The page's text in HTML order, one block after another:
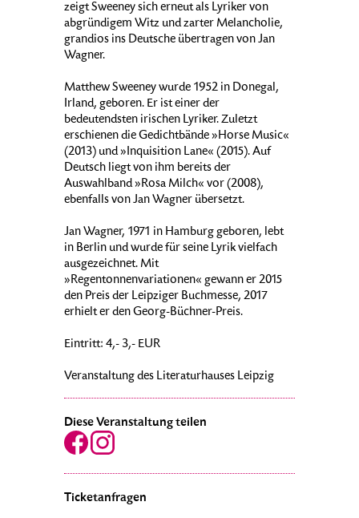
zeigt Sweeney sich erneut als Lyriker von
abgründigem Witz und zarter Melancholie,
grandios ins Deutsche übertragen von Jan
Wagner.
Matthew Sweeney wurde 1952 in Donegal,
Irland, geboren. Er ist einer der
bedeutendsten irischen Lyriker. Zuletzt
erschienen die Gedichtbände »Horse Music«
(2013) und »Inquisition Lane« (2015). Auf
Deutsch liegt von ihm bereits der
Auswahlband »Rosa Milch« vor (2008),
ebenfalls von Jan Wagner übersetzt.
Jan Wagner, 1971 in Hamburg geboren, lebt
in Berlin und wurde für seine Lyrik vielfach
ausgezeichnet. Mit
»Regentonnenvariationen« gewann er 2015
den Preis der Leipziger Buchmesse, 2017
erhielt er den Georg-Büchner-Preis.
Eintritt: 4,- 3,- EUR
Veranstaltung des Literaturhauses Leipzig
Diese Veranstaltung teilen
Ticketanfragen